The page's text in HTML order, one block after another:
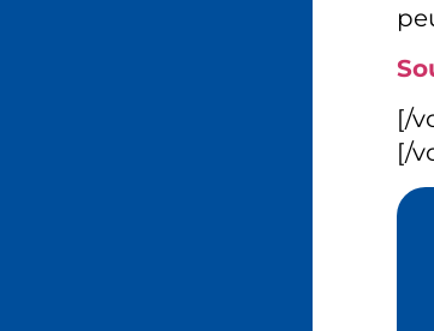
[/
[/